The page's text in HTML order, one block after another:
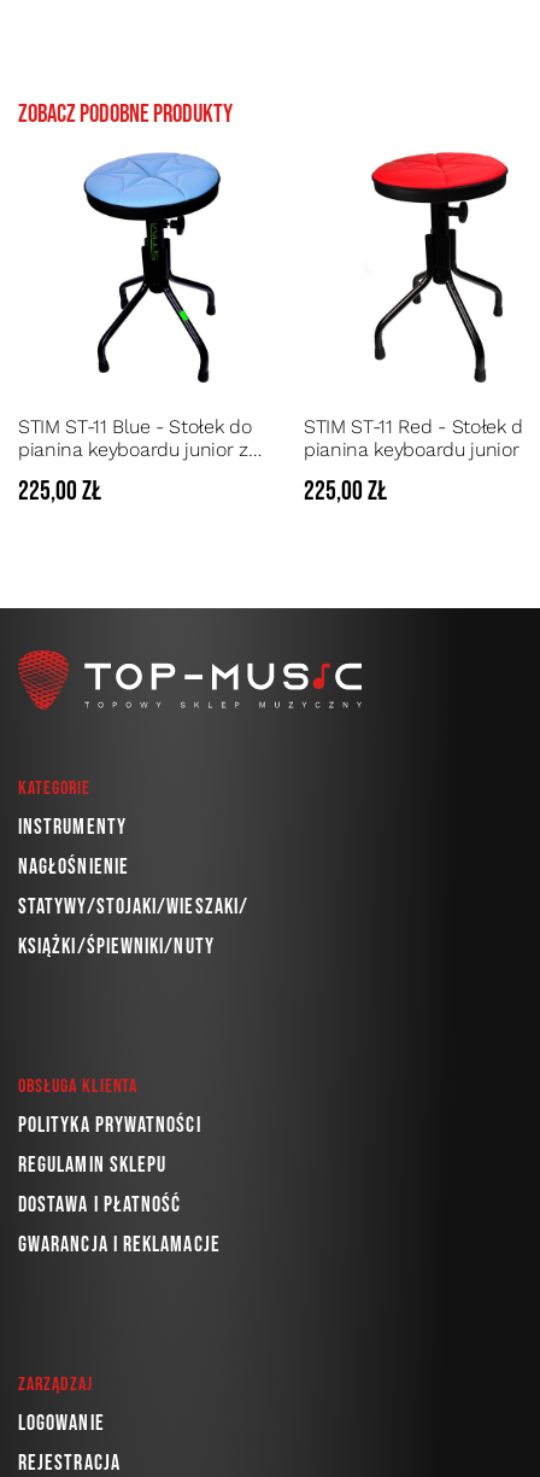
Zobacz podobne produkty
STIM ST-11 Blue - Stołek do
pianina keyboardu junior z
225,00 zł
STIM ST-11 Red - Stołek do
pianina keyboardu junior z
225,00 zł
Kategorie
Instrumenty
Nagłośnienie
Statywy/Stojaki/Wieszaki/
Książki/Śpiewniki/Nuty
Obsługa klienta
Polityka prywatności
Regulamin sklepu
Dostawa i płatność
Gwarancja i reklamacje
Zarządzaj
Logowanie
Rejestracja